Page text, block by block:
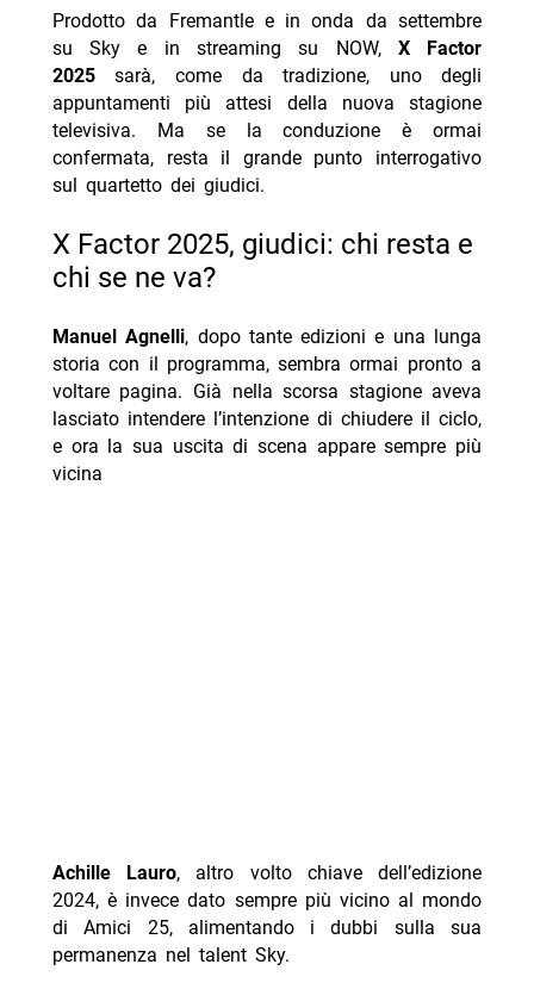
Prodotto da Fremantle e in onda da settembre
su Sky e in streaming su NOW, X Factor
2025sarà, come da tradizione, uno degli
appuntamenti più attesi della nuova stagione
televisiva. Ma se la conduzione è ormai
confermata, resta il grande punto interrogativo
sul quartetto dei giudici.
X Factor 2025, giudici: chi resta e
chi se ne va?
Manuel Agnelli, dopo tante edizioni e una lunga
storia con il programma, sembra ormai pronto a
voltare pagina. Già nella scorsa stagione aveva
lasciato intendere l’intenzione di chiudere il ciclo,
e ora la sua uscita di scena appare sempre più
vicina
Achille Lauro, altro volto chiave dell’edizione
2024, è invece dato sempre più vicino al mondo
di Amici 25, alimentando i dubbi sulla sua
permanenza nel talent Sky.